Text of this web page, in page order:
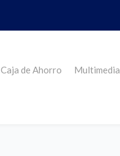
Caja de Ahorro Multimedia